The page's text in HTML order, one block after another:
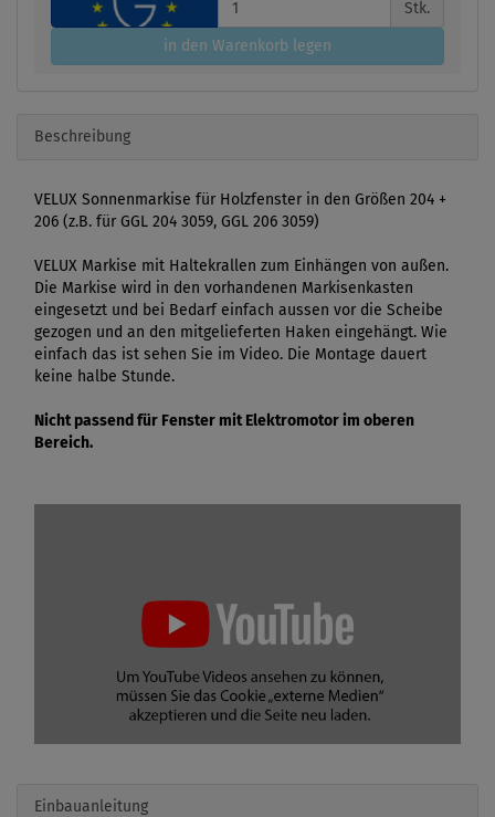
Stk.
in den Warenkorb legen
Beschreibung
VELUX Sonnenmarkise für Holzfenster in den Größen 204 +
206 (z.B. für GGL 204 3059, GGL 206 3059)
VELUX Markise mit Haltekrallen zum Einhängen von außen.
Die Markise wird in den vorhandenen Markisenkasten
eingesetzt und bei Bedarf einfach aussen vor die Scheibe
gezogen und an den mitgelieferten Haken eingehängt. Wie
einfach das ist sehen Sie im Video. Die Montage dauert
keine halbe Stunde.
Nicht passend für Fenster mit Elektromotor im oberen
Bereich.
Einbauanleitung